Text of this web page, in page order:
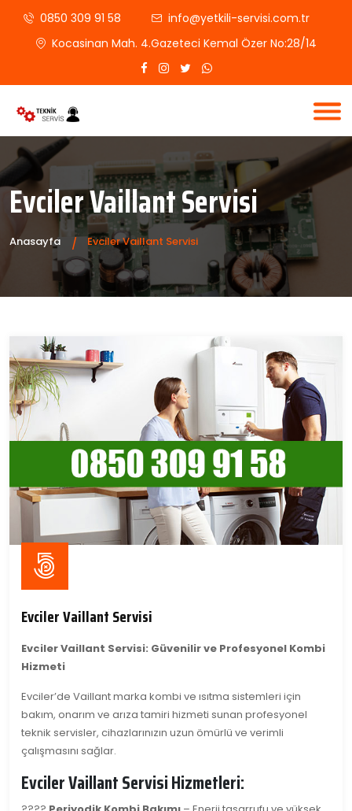
0850 309 91 58
info@yetkili-servisi.com.tr
Kocasinan Mah. 4.Gazeteci Kemal Özer No:28/14
Evciler Vaillant Servisi
Anasayfa Evciler Vaillant Servisi
Evciler Vaillant Servisi
Evciler Vaillant Servisi: Güvenilir ve Profesyonel Kombi
Hizmeti
Evciler’de Vaillant marka kombi ve ısıtma sistemleri için
bakım, onarım ve arıza tamiri hizmeti sunan profesyonel
teknik servisler, cihazlarınızın uzun ömürlü ve verimli
çalışmasını sağlar.
Evciler Vaillant Servisi Hizmetleri: